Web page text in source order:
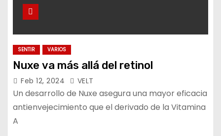
SENTIR VARIOS
Nuxe va más allá del retinol
Feb 12, 2024 VELT
Un desarrollo de Nuxe asegura una mayor eficacia
antienvejecimiento que el derivado de la Vitamina
A